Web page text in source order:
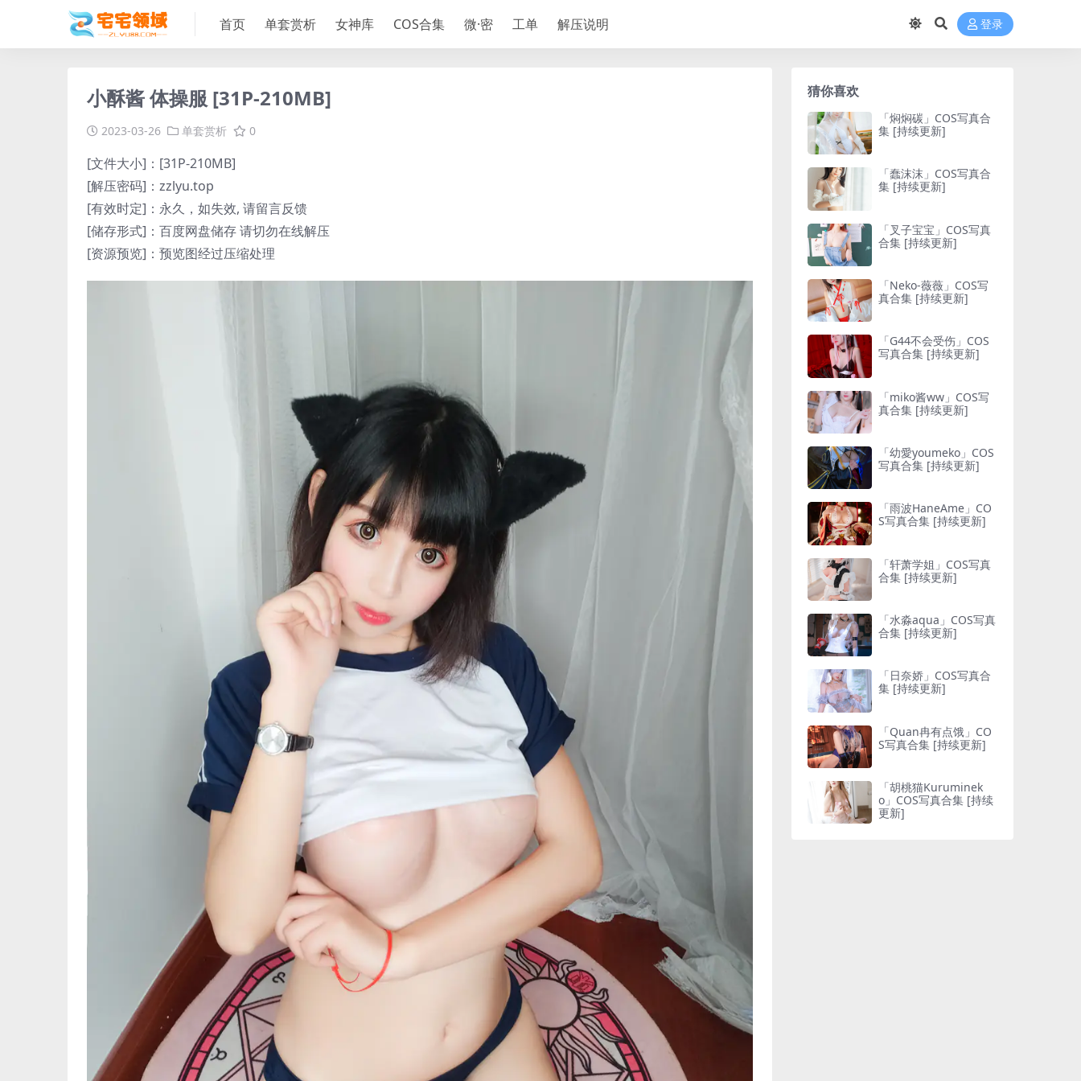
首页 单套赏析 女神库 COS合集 微·密 工单 解压说明 登录
小酥酱 体操服 [31P-210MB]
2023-03-26 单套赏析 0
[文件大小]：[31P-210MB]
[解压密码]：zzlyu.top
[有效时定]：永久，如失效, 请留言反馈
[储存形式]：百度网盘储存 请切勿在线解压
[资源预览]：预览图经过压缩处理
猜你喜欢
「焖焖碳」COS写真合
集 [持续更新]
「蠢沫沫」COS写真合
集 [持续更新]
「叉子宝宝」COS写真
合集 [持续更新]
「Neko-薇薇」COS写
真合集 [持续更新]
「G44不会受伤」COS
写真合集 [持续更新]
「miko酱ww」COS写
真合集 [持续更新]
「幼愛youmeko」COS
写真合集 [持续更新]
「雨波HaneAme」CO
S写真合集 [持续更新]
「轩萧学姐」COS写真
合集 [持续更新]
「水淼aqua」COS写真
合集 [持续更新]
「日奈娇」COS写真合
集 [持续更新]
「Quan冉有点饿」CO
S写真合集 [持续更新]
「胡桃猫Kuruminek
o」COS写真合集 [持续
更新]